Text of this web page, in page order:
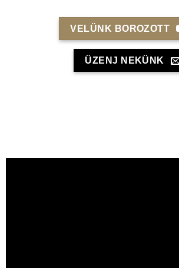
VELÜNK BOROZOTT
ÜZENJ NEKÜNK